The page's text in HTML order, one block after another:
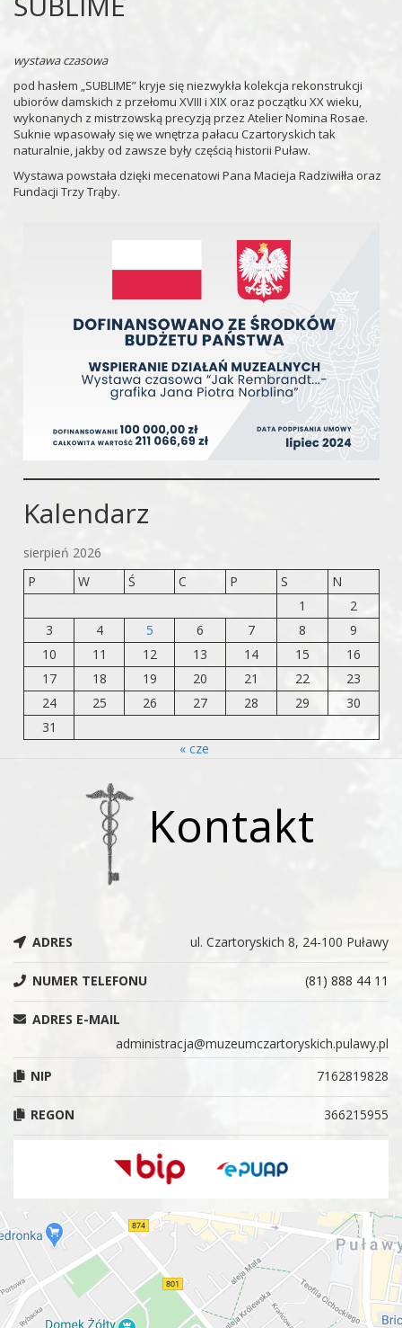
wystawa czasowa
pod hasłem „SUBLIME” kryje się niezwykła kolekcja rekonstrukcji
ubiorów damskich z przełomu XVIII i XIX oraz początku XX wieku,
wykonanych z mistrzowską precyzją przez Atelier Nomina Rosae.
Suknie wpasowały się we wnętrza pałacu Czartoryskich tak
naturalnie, jakby od zawsze były częścią historii Puław.
Wystawa powstała dzięki mecenatowi Pana Macieja Radziwiłła oraz
Fundacji Trzy Trąby.
Kalendarz
sierpień 2026
P
W Ś C P S
N
1
2
3
4 5 6 7 8
9
10
11 12 13 14 15
16
17
18 19 20 21 22
23
24
25 26 27 28 29
30
31
« cze
Kontakt
ADRES ul. Czartoryskich 8, 24-100 Puławy
NUMER TELEFONU (81) 888 44 11
ADRES E-MAIL
administracja@muzeumczartoryskich.pulawy.pl
NIP
7162819828
REGON 366215955